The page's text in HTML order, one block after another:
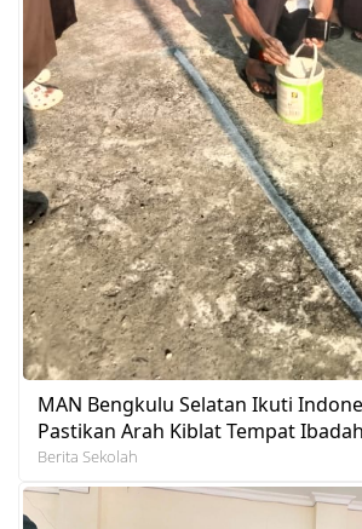
MAN Bengkulu Selatan Ikuti
Pastikan Arah Kiblat Tempat
Berita Sekolah